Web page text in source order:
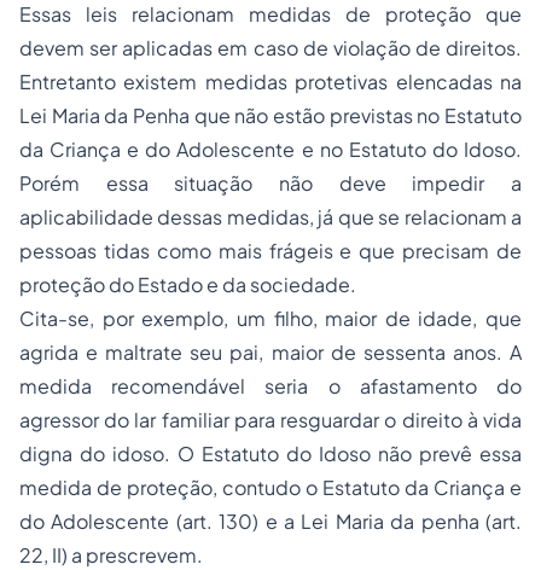
Essas leis relacionam medidas de proteção que
devem ser aplicadas em caso de violação de direitos.
Entretanto existem medidas protetivas elencadas na
Lei Maria da Penha que não estão previstas no Estatuto
da Criança e do Adolescente e no Estatuto do Idoso.
Porém essa situação não deve impedir a
aplicabilidade dessas medidas, já que se relacionam a
pessoas tidas como mais frágeis e que precisam de
proteção do Estado e da sociedade.
Cita-se, por exemplo, um filho, maior de idade, que
agrida e maltrate seu pai, maior de sessenta anos. A
medida recomendável seria o afastamento do
agressor do lar familiar para resguardar o direito à vida
digna do idoso. O Estatuto do Idoso não prevê essa
medida de proteção, contudo o Estatuto da Criança e
do Adolescente (art. 130) e a Lei Maria da penha (art.
22, II) a prescrevem.